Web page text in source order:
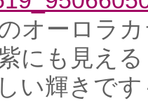
オーロラ
にも見える
い輝きで